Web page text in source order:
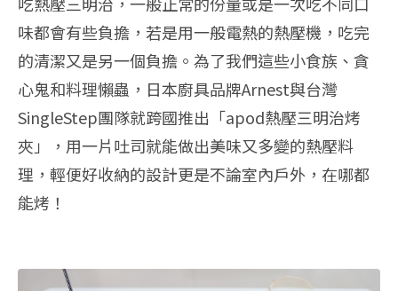
味都會有些負擔，若是用一般電熱的熱壓機，吃完
的清潔又是另一個負擔。為了我們這些小食族、貪
心鬼和料理懶蟲，日本廚具品牌Arnest與台灣
SingleStep團隊就跨國推出「apod熱壓三明治烤
夾」，用一片吐司就能做出美味又多變的熱壓料
理，輕便好收納的設計更是不論室內戶外，在哪都
能烤！